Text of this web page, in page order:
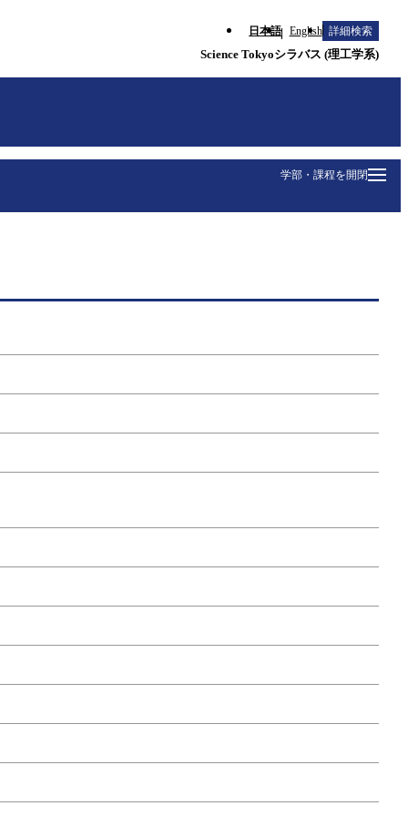
日本語 English 詳細検索
Science Tokyoシラバス (理工学系)
学部・課程を開閉